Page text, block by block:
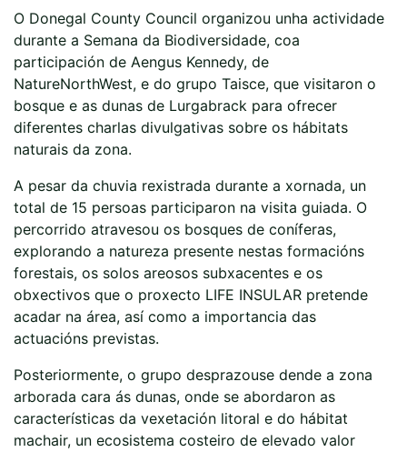
O Donegal County Council organizou unha actividade
durante a Semana da Biodiversidade, coa
participación de Aengus Kennedy, de
NatureNorthWest, e do grupo Taisce, que visitaron o
bosque e as dunas de Lurgabrack para ofrecer
diferentes charlas divulgativas sobre os hábitats
naturais da zona.
A pesar da chuvia rexistrada durante a xornada, un
total de 15 persoas participaron na visita guiada. O
percorrido atravesou os bosques de coníferas,
explorando a natureza presente nestas formacións
forestais, os solos areosos subxacentes e os
obxectivos que o proxecto LIFE INSULAR pretende
acadar na área, así como a importancia das
actuacións previstas.
Posteriormente, o grupo desprazouse dende a zona
arborada cara ás dunas, onde se abordaron as
características da vexetación litoral e do hábitat
machair, un ecosistema costeiro de elevado valor